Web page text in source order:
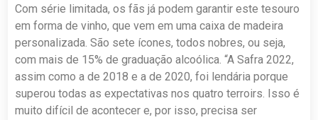
Com série limitada, os fãs já podem garantir este tesouro
em forma de vinho, que vem em uma caixa de madeira
personalizada. São sete ícones, todos nobres, ou seja,
com mais de 15% de graduação alcoólica. “A Safra 2022,
assim como a de 2018 e a de 2020, foi lendária porque
superou todas as expectativas nos quatro terroirs. Isso é
muito difícil de acontecer e, por isso, precisa ser